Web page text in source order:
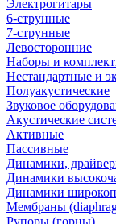
Электрогитары
6-струнные
7-струнные
Левосторонние
Наборы и
Нестандартные и
Полуакустические
Звуковое
Акустические
Активные
Пассивные
Динамики,
Динамики
Динамики
Мембраны
Рупоры (горны)